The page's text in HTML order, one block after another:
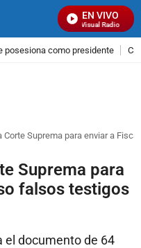
EN VIVO
Señal Visual Radio
posesiona como presidente
Corte Suprema para enviar a
Suprema para
falsos testigos
el documento de 64